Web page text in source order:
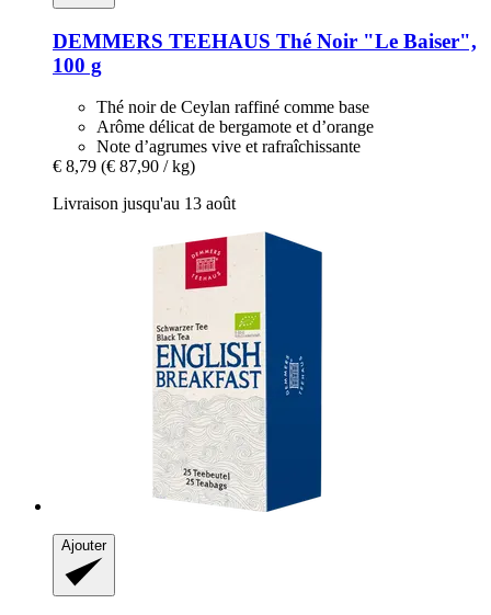
DEMMERS TEEHAUS Thé Noir "Le Baiser",
100 g
Thé noir de Ceylan raffiné comme base
Arôme délicat de bergamote et d’orange
Note d’agrumes vive et rafraîchissante
€ 8,79 (€ 87,90 / kg)
Livraison jusqu'au 13 août
Ajouter